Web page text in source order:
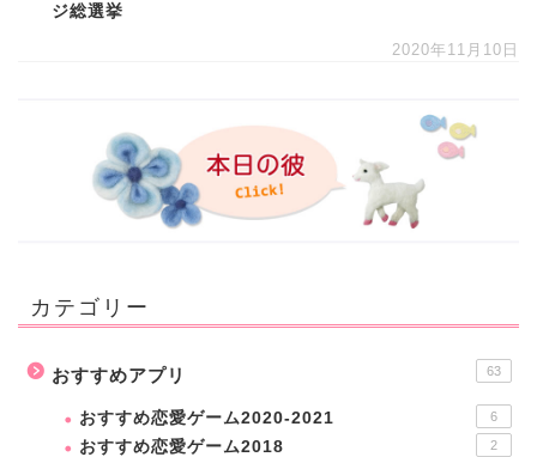
ジ総選挙
2020年11月10日
カテゴリー
おすすめアプリ 63
おすすめ恋愛ゲーム2020-2021 6
おすすめ恋愛ゲーム2018 2